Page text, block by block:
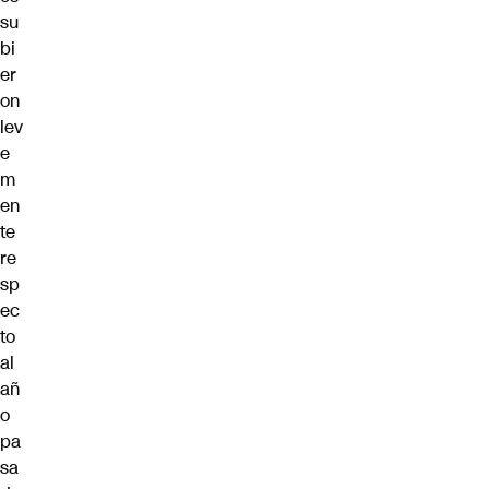
su
bi
er
on
lev
e
m
en
te
re
sp
ec
to
al
añ
o
pa
sa